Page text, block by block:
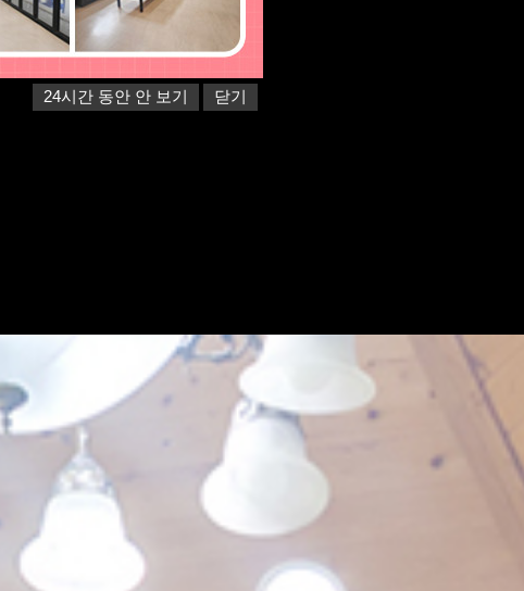
24시간 동안 안 보기 닫기